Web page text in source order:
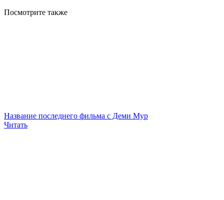
Посмотрите также
Название последнего фильма с Деми Мур
Читать